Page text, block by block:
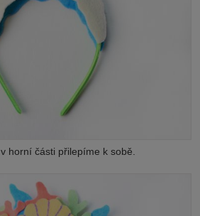
horní části přilepíme k sobě.